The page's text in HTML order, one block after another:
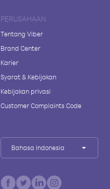
PERUSAHAAN
Tentang Viber
Brand Center
Karier
Syarat & Kebijakan
Kebijakan privasi
Customer Complaints Code
Bahasa Indonesia